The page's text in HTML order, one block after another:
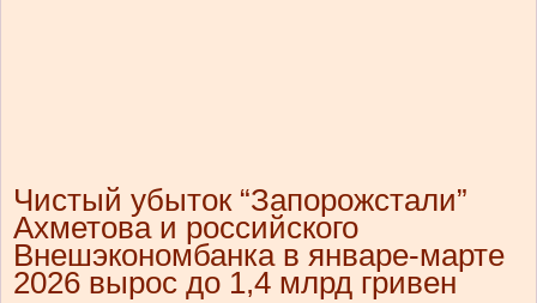
Чистый убыток “Запорожстали”
Ахметова и российского
Внешэкономбанка в январе-марте
2026 вырос до 1,4 млрд гривен